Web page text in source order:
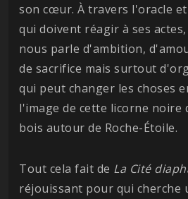
son cœur. À travers l'oracle
qui doivent réagir à ses actes,
nous parle d'ambition,
de sacrifice mais surtout
qui peut changer les choses
l'image de cette licorne noire
bois autour de Roche-Étoile.
Tout cela fait de La Cité
réjouissant pour qui cherche